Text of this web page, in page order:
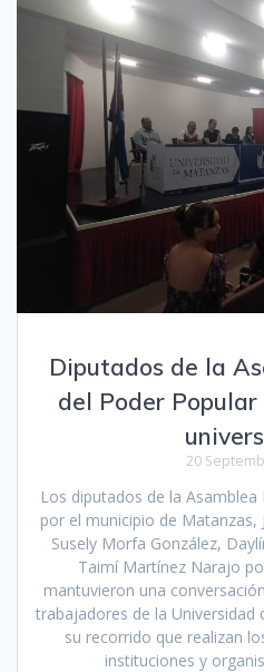
Diputados de la
del Poder
20
Los diputados de la
por el municipio de Matanzas,
Susely Morfa González,
Taimí Martínez Narajo
mantuvieron una
trabajadores de la
su recorrido que realizan
instituciones y